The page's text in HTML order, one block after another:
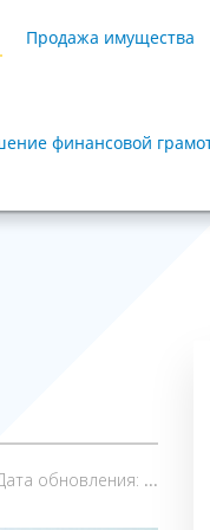
Продажа имущества
финансовой
обновления: ...